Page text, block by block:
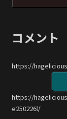
コメント
https://
https://
e250226l/